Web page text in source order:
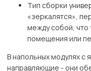
Тип сборки
«зеркалятся»,
между собой, что
помещения или
В напольных модулях с
направляющие - они